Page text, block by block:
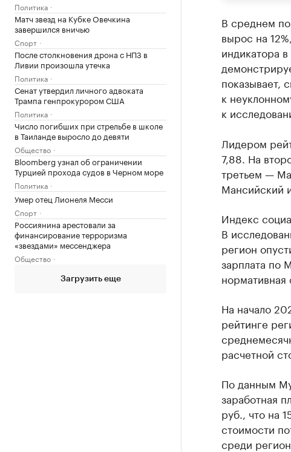
Политика
Матч звезд на Кубке Овечкина
завершился вничью
Спорт
После столкновения дрона с НПЗ в
Ливии произошла утечка
Политика
Сенат утвердил личного адвоката
Трампа генпрокурором США
Политика
Число погибших при стрельбе в школе
в Таиланде выросло до девяти
Общество
Bloomberg узнал об ограничении
Турцией прохода судов в Черном море
Политика
Умер отец Лионеля Месси
Спорт
Россиянина арестовали за
финансирование терроризма
«звездами» мессенджера
Общество
Загрузить еще
В среднем по
вырос на
индикатора
показывает,
к
к
Лидером
7,88. На
третьем —
Мансийский
Индекс
В
регион
зарплата по
нормативная
На начало
рейтинге
расчетной
По данным
заработная
руб., что на
стоимости
среди